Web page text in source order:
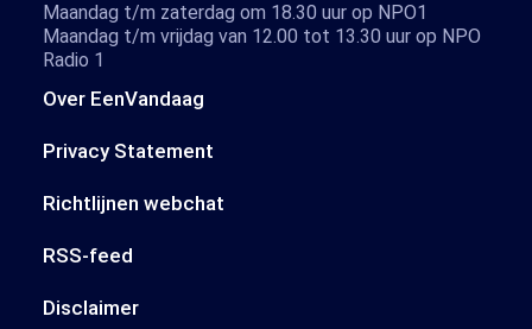
Over EenVandaag
Privacy Statement
Richtlijnen webchat
RSS-feed
Disclaimer
Maandag t/m zaterdag om 18.30 uur op NPO1
Maandag t/m vrijdag van 12.00 tot 13.30 uur op NPO
Radio 1